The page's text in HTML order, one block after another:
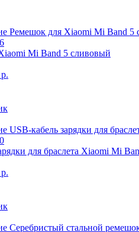
Mi Band 5 сливовый
для браслета Xiaomi Mi